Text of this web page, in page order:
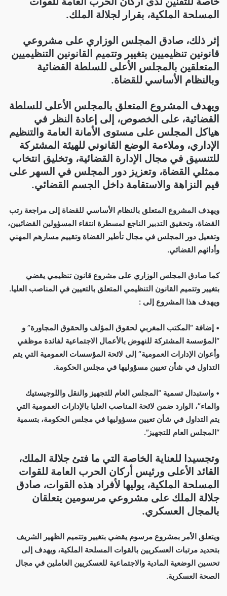
المسلحة الملكية، بقرار لجلالة الملك.
إثر ذلك، صادق المجلس الوزاري على مشروعي
قانونين تنظيميين بتغيير وتتميم القانونين التنظيميين
المتعلقين بالمجلس الأعلى للسلطة القضائية
وبالنظام الأساسي للقضاة.
ويهدف المشروع المتعلق بالمجلس الأعلى للسلطة
القضائية، على الخصوص، إلى إعادة النظر في
هياكل المجلس على مستوى الأمانة العامة والتنظيم
الإداري، وملاءمة الوضع القانوني للهيئة المشتركة
للتنسيق في مجال الإدارة القضائية، وتخليق انتخاب
ممثلي القضاة، وتعزيز دور المجلس في السهر على
قيم النزاهة والاستقامة داخل الجسم القضائي.
ويهدف المشروع المتعلق بالنظام الأساسي للقضاة إلى مراجعة رتب
القضاة، وتحقيق التدبير الناجع لمسطرة انتقاء المسؤولين القضائيين،
وتفعيل دور المجلس في مجال تأطير القضاة وتقييم مسارهم المهني
وأدائهم القضائي.
كما صادق المجلس الوزاري على مشروع قانون تنظيمي يقضي
بتغيير وتتميم القانون التنظيمي المتعلق بالتعيين في المناصب العليا.
ويهدف هذا المشروع إلى :
• إضافة “المكتب المغربي لحقوق المؤلف والحقوق المجاورة” و
“المؤسسة المشتركة للنهوض بالأعمال الاجتماعية لفائدة موظفي
وأعوان الإدارات العمومية” إلى لائحة المؤسسات العمومية التي يتم
التداول في شأن تعيين مسؤوليها في مجلس الحكومة.
• واستبدال تسمية “المجلس العام للتجهيز والنقل واللوجيستيك
والماء”، الوارد ضمن لائحة المناصب العليا بالإدارات العمومية التي
يتم التداول في شأن تعيين مسؤوليها في مجلس الحكومة، بتسمية
“المجلس العام للتجهيز”.
وتجسيدا للعناية الخاصة التي ما فتئ جلالة الملك،
القائد الأعلى ورئيس أركان الحرب العامة للقوات
المسلحة الملكية، يوليها لأفراد هذه القوات، صادق
جلالة الملك على مشروعي مرسومين يتعلقان
بالمجال العسكري.
ويتعلق الأمر بمشروع مرسوم يقضي بتغيير وتتميم الظهير الشريف
بتحديد مرتبات العسكريين بالقوات المسلحة الملكية، ويهدف إلى
تحسين الوضعية المادية والاجتماعية للعسكريين العاملين في مجال
الصحة العسكرية.